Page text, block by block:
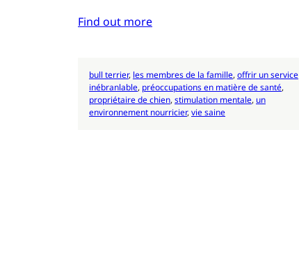
Find out more
bull terrier, les membres de la famille, offrir un service
inébranlable, préoccupations en matière de santé
propriétaire de chien, stimulation mentale, un
environnement nourricier, vie saine